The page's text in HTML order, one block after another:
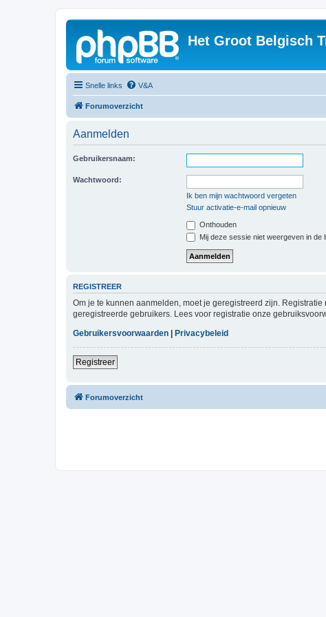
Het Groot Belgisch
Snelle links V&A
Forumoverzicht
Aanmelden
Gebruikersnaam:
Wachtwoord:
Ik ben mijn wachtwoord vergeten
Stuur activatie-e-mail opnieuw
Onthouden
Mij deze sessie niet weergeven in de
REGISTREER
Om je te kunnen aanmelden, moet je geregistreerd zijn.
geregistreerde gebruikers. Lees voor registratie onze
Gebruikersvoorwaarden | Privacybeleid
Registreer
Forumoverzicht